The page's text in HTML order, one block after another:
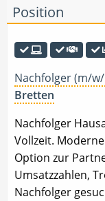
Position
Nachfolger (m/
Bretten
Nachfolger
Vollzeit.
Option zur
Umsatzzahlen,
Nachfolger